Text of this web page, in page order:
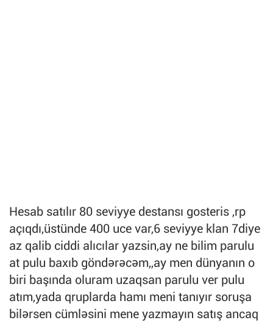
Hesab satılır 80 seviyye destansı gosteris ,rp
açıqdı,üstünde 400 uce var,6 seviyye klan 7diye
az qalib ciddi alıcılar yazsin,ay ne bilim parulu
at pulu baxıb göndərəcəm,,ay men dünyanın o
biri başında oluram uzaqsan parulu ver pulu
atım,yada qruplarda hamı meni tanıyır soruşa
bilərsen cümləsini mene yazmayın satış ancaq